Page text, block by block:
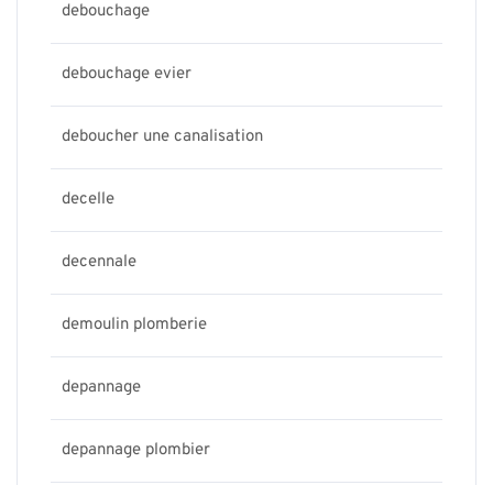
debouchage
debouchage evier
deboucher une canalisation
decelle
decennale
demoulin plomberie
depannage
depannage plombier